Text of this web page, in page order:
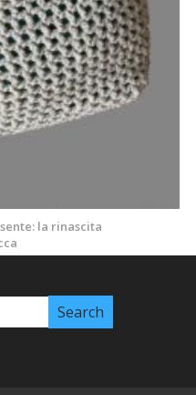
la rinascita